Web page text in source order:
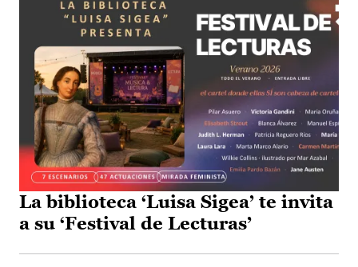
La biblioteca ‘Luisa Sigea’ te invita
a su ‘Festival de Lecturas’